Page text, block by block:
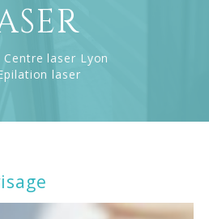
Centre laser Lyon
laser